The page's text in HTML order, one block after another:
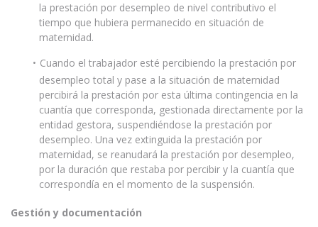
la prestación por desempleo de nivel contributivo el
tiempo que hubiera permanecido en situación de
maternidad.
Cuando el trabajador esté percibiendo la prestación por
desempleo total y pase a la situación de maternidad
percibirá la prestación por esta última contingencia en la
cuantía que corresponda, gestionada directamente por la
entidad gestora, suspendiéndose la prestación por
desempleo. Una vez extinguida la prestación por
maternidad, se reanudará la prestación por desempleo,
por la duración que restaba por percibir y la cuantía que
correspondía en el momento de la suspensión.
Gestión y documentación